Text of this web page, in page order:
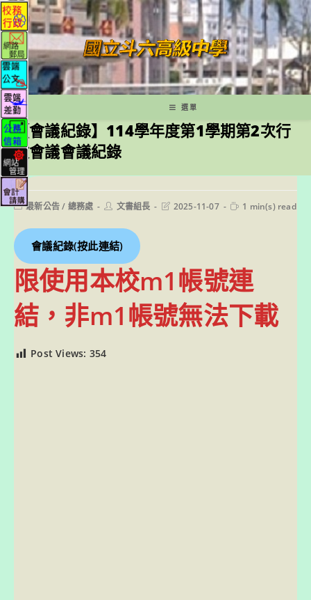
跳
轉
至
主
要
內
容
選單
【會議紀錄】114學年度第1學期第2次行
政會議會議紀錄
Post最新公告/ 總務處
Post文書組長
Post2025-11-07
Reading
1 min(s) read
會議紀錄(按此連結)
限使用本校m1帳號連
結，非m1帳號無法下載
Post Views: 354